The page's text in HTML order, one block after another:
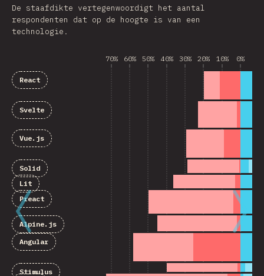
De staafdikte vertegenwoordigt het aantal
respondenten dat op de hoogte is van een
technologie.
70% 60% 50% 40% 30% 20% 10% 0%
React
Svelte
Vue.js
Solid
Lit
Preact
Alpine.js
Angular
Stimulus